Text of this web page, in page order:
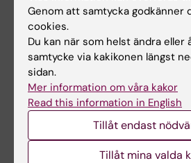
2 aug 2026
Rekordmånga firade
lika villkor med KI i
Prideparaden
Sensommarsolen värmde över
Stockholm när Karolinska
KI-
Genom att samtycka godkänner
cookies.
Du kan när som helst ändra eller
samtycke via kakikonen längst
sidan.
Mer information om våra kakor
Read this information in English
Tillåt endast
Tillåt mina valda